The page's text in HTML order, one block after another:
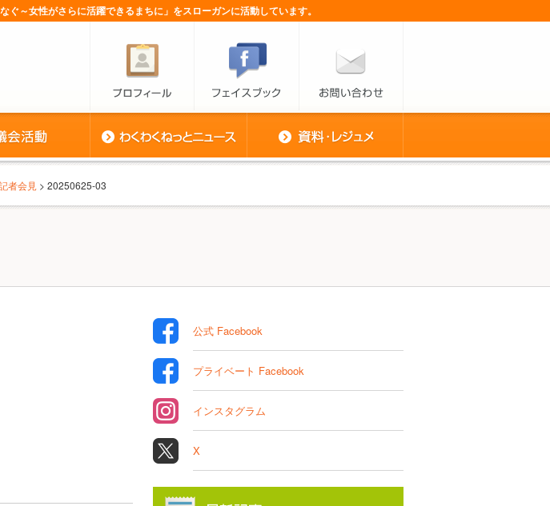
～女性がさらに活躍できるまちに」をスローガンに活動しています。
者会見 > 20250625-03
公式 Facebook
プライベート Facebook
インスタグラム
X